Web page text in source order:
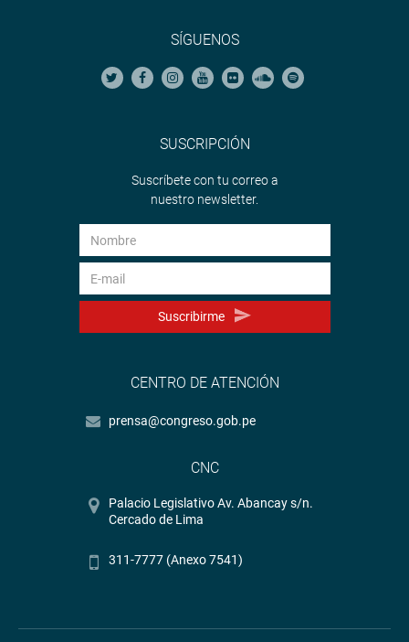
SÍGUENOS
SUSCRIPCIÓN
Suscríbete con tu correo a
nuestro newsletter.
Suscribirme
CENTRO DE ATENCIÓN
prensa@congreso.gob.pe
CNC
Palacio Legislativo Av. Abancay s/n.
Cercado de Lima
311-7777 (Anexo 7541)